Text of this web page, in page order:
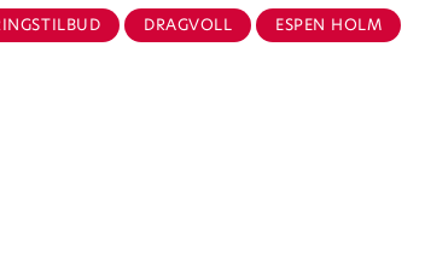
DRAGVOLL ESPEN HOLM